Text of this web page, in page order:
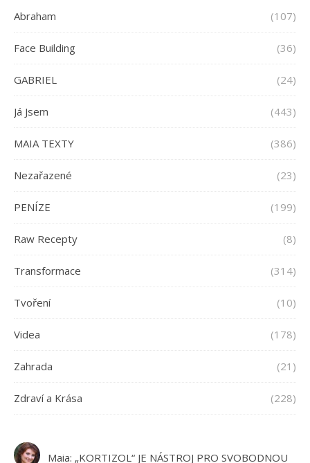
Abraham (107)
Face Building (36)
GABRIEL (24)
Já Jsem (443)
MAIA TEXTY (386)
Nezařazené (23)
PENÍZE (199)
Raw Recepty (8)
Transformace (314)
Tvoření (10)
Videa (178)
Zahrada (21)
Zdraví a Krása (228)
Maia: „KORTIZOL“ JE NÁSTROJ PRO SVOBODNOU